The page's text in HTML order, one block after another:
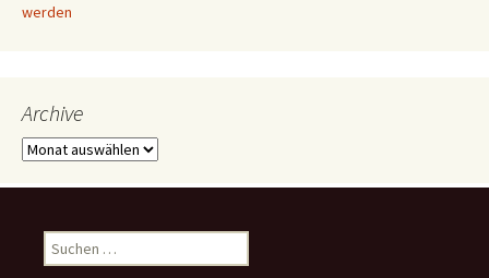
werden
Archive
Archive
Suchen
nach: